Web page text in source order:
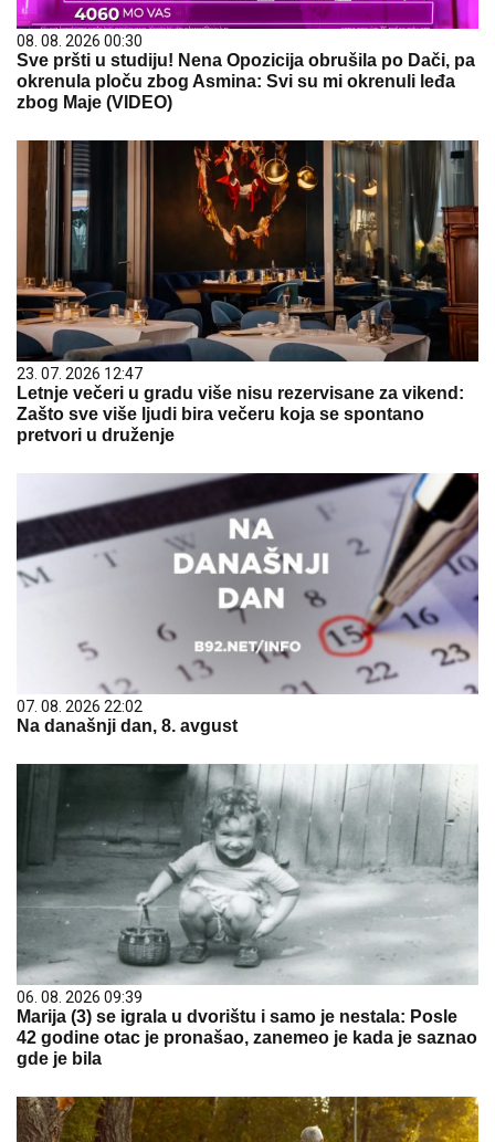
08. 08. 2026 00:30
Sve pršti u studiju! Nena Opozicija obrušila po Dači, pa
okrenula ploču zbog Asmina: Svi su mi okrenuli leđa
zbog Maje (VIDEO)
23. 07. 2026 12:47
Letnje večeri u gradu više nisu rezervisane za vikend:
Zašto sve više ljudi bira večeru koja se spontano
pretvori u druženje
07. 08. 2026 22:02
Na današnji dan, 8. avgust
06. 08. 2026 09:39
Marija (3) se igrala u dvorištu i samo je nestala: Posle
42 godine otac je pronašao, zanemeo je kada je saznao
gde je bila